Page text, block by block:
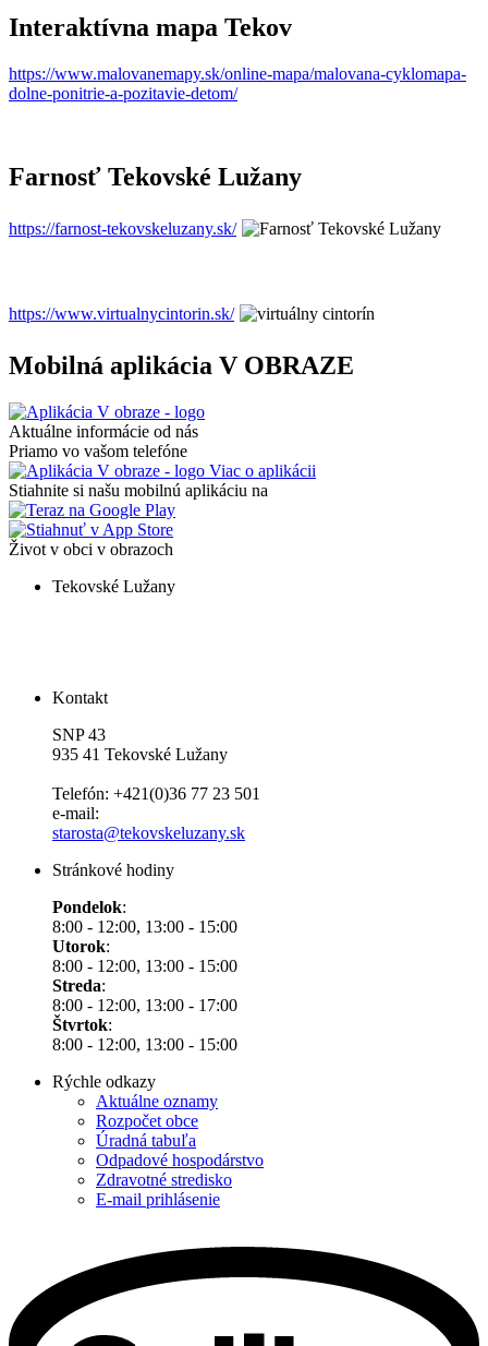
Interaktívna mapa Tekov
https://www.malovanemapy.sk/online-mapa/malovana-cyklomapa-
dolne-ponitrie-a-pozitavie-detom/
Farnosť Tekovské Lužany
https://farnost-tekovskeluzany.sk/
https://www.virtualnycintorin.sk/
Mobilná aplikácia V OBRAZE
Aktuálne informácie od nás
Priamo vo vašom telefóne
Viac o aplikácii
Stiahnite si našu mobilnú aplikáciu na
Život v obci v obrazoch
Tekovské Lužany
Kontakt
SNP 43
935 41 Tekovské Lužany
Telefón: +421(0)36 77 23 501
e-mail:
starosta@tekovskeluzany.sk
Stránkové hodiny
Pondelok:
8:00 - 12:00, 13:00 - 15:00
Utorok:
8:00 - 12:00, 13:00 - 15:00
Streda:
8:00 - 12:00, 13:00 - 17:00
Štvrtok:
8:00 - 12:00, 13:00 - 15:00
Rýchle odkazy
Aktuálne oznamy
Rozpočet obce
Úradná tabuľa
Odpadové hospodárstvo
Zdravotné stredisko
E-mail prihlásenie